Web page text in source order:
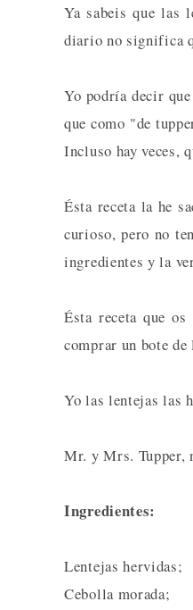
Ya sabeis que las
diario no significa
Yo podría decir
que como "de
Incluso hay veces,
Ésta receta la he
curioso, pero no
ingredientes y la
Ésta receta que
comprar un bote
Yo las lentejas las
Mr. y Mrs. Tupper,
Ingredientes:
Lentejas hervidas;
Cebolla morada;